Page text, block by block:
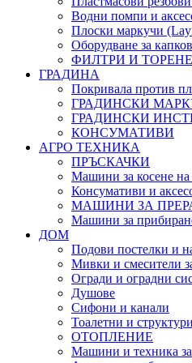
Водни помпи и
Плоски маркучи
Оборудване за
ФИЛТРИ И ТОРЕНЕ
ГРАДИНА
Покривала против
ГРАДИНСКИ
ГРАДИНСКИ
КОНСУМАТИВИ
АГРО ТЕХНИКА
ПРЪСКАЧКИ
Машини за косене на
Консумативи и
МАШИНИ ЗА
Машини за
ДОМ
Подови постелки и
Мивки и смесители
Огради и оградни
Душове
Сифони и канали
Тоалетни и
ОТОПЛЕНИЕ
Машини и техника